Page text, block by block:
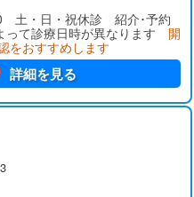
土・日・祝休診 紹介･予約
て診療日時が異なります 開
をおすすめします
詳細を見る